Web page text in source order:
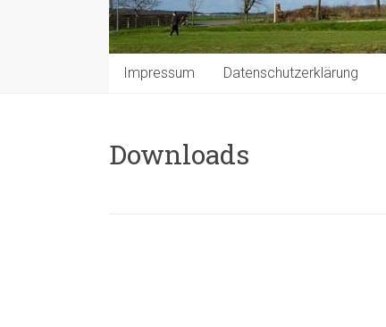
Impressum Datenschutzerklärung
Downloads